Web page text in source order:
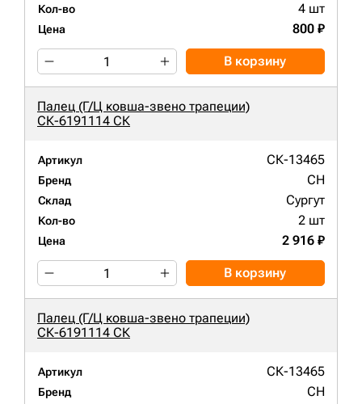
Кол-во 4 шт
Цена 800 ₽
В корзину
Палец (Г/Ц ковша-звено трапеции)
СК-6191114 СК
Артикул СК-13465
Бренд CH
Склад Сургут
Кол-во 2 шт
Цена 2 916 ₽
В корзину
Палец (Г/Ц ковша-звено трапеции)
СК-6191114 СК
Артикул СК-13465
Бренд CH